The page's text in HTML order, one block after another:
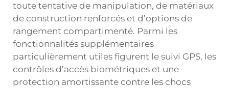
toute tentative de manipulation, de matériaux
de construction renforcés et d’options de
rangement compartimenté. Parmi les
fonctionnalités supplémentaires
particulièrement utiles figurent le suivi GPS, les
contrôles d’accès biométriques et une
protection amortissante contre les chocs